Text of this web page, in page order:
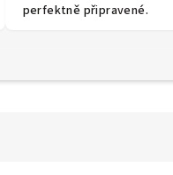
perfektně připravené.